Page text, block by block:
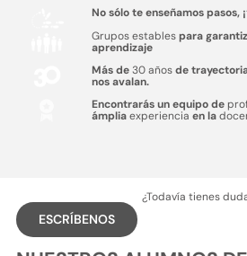
No sólo te enseñamos pasos, ¡
Grupos establespara
aprendizaje
Más de30 añosde
nos avalan.
Encontrarás un equipo de
ámpliaexperiencia en la
¿Todavía tienes
ESCRÍBENOS